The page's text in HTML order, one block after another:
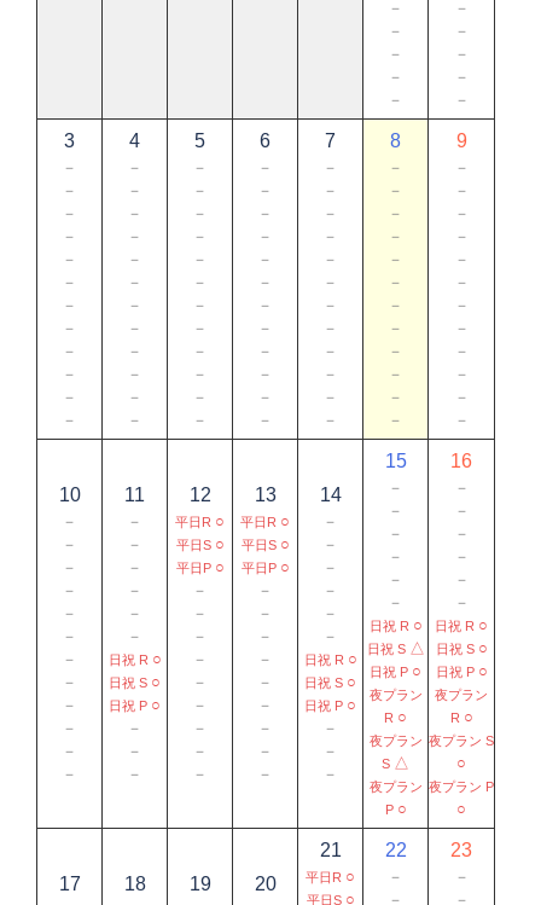
－
－
－
－
－
－
－
－
－
－
3
－
－
－
－
－
－
－
－
－
－
－
－
4
－
－
－
－
－
－
－
－
－
－
－
－
5
－
－
－
－
－
－
－
－
－
－
－
－
6
－
－
－
－
－
－
－
－
－
－
－
－
7
－
－
－
－
－
－
－
－
－
－
－
－
8
－
－
－
－
－
－
－
－
－
－
－
－
9
－
－
－
－
－
－
－
－
－
－
－
－
10
－
－
－
－
－
－
－
－
－
－
－
－
11
－
－
－
－
－
－
日祝 R ○
日祝 S ○
日祝 P ○
－
－
－
12
平日R ○
平日S ○
平日P ○
－
－
－
－
－
－
－
－
－
13
平日R ○
平日S ○
平日P ○
－
－
－
－
－
－
－
－
－
14
－
－
－
－
－
－
日祝 R ○
日祝 S ○
日祝 P ○
－
－
－
15
－
－
－
－
－
－
日祝 R ○
日祝 S △
日祝 P ○
夜プラン
R ○
夜プラン
S △
夜プラン
P ○
16
－
－
－
－
－
－
日祝 R ○
日祝 S ○
日祝 P ○
夜プラン
R ○
夜プラン S
○
夜プラン P
○
17 18 19 20
21
平日R ○
平日S ○
22
－
－
23
－
－